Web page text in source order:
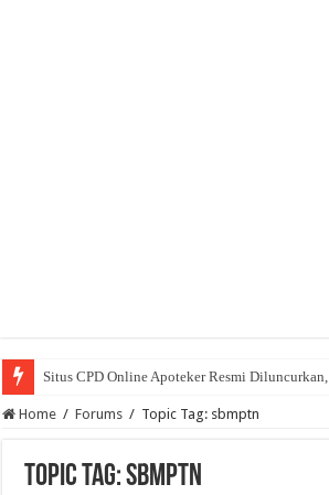
Situs CPD Online Apoteker Resmi
Home / Forums / Topic Tag: sbmptn
Topic Tag: sbmptn